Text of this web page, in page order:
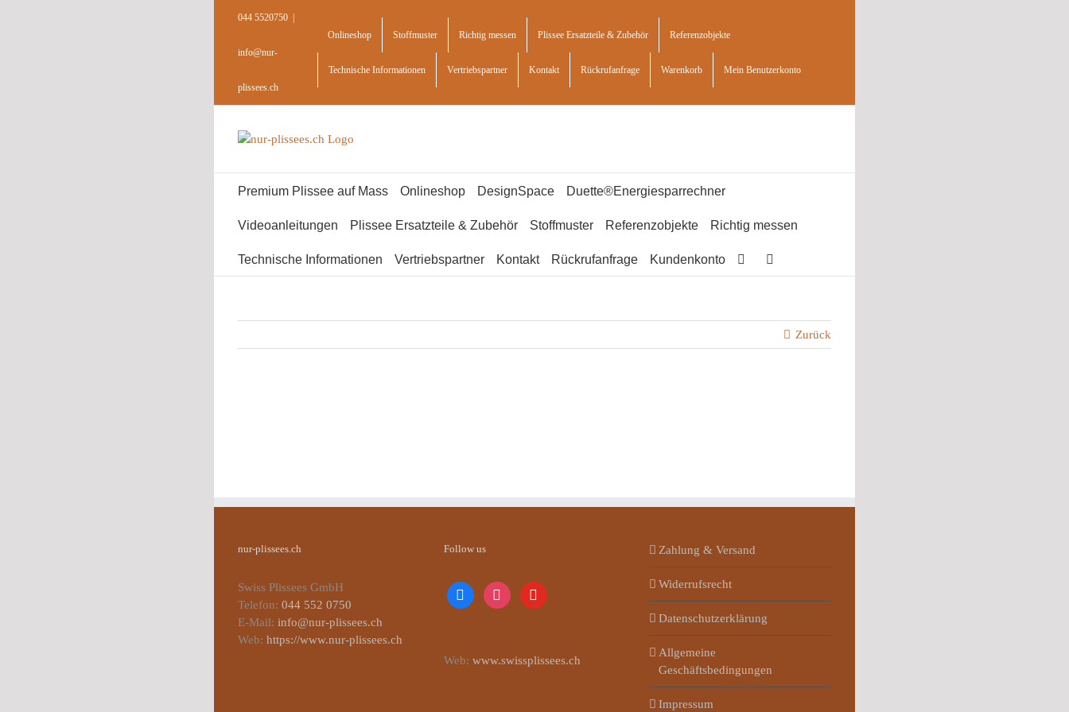
044 5520750
info@nur-
plissees.ch
Onlineshop Stoffmuster Richtig messen Plissee Ersatzteile & Zubehör Referenzobjekte
Technische Informationen Vertriebspartner Kontakt Rückrufanfrage Warenkorb Mein Benutzerkonto
Premium Plissee auf Mass Onlineshop DesignSpace Duette®Energiesparrechner
Videoanleitungen Plissee Ersatzteile & Zubehör Stoffmuster Referenzobjekte Richtig messen
Technische Informationen Vertriebspartner Kontakt Rückrufanfrage Kundenkonto
Zurück
nur-plissees.ch
Swiss Plissees GmbH
Telefon: 044 552 0750
E-Mail: info@nur-plissees.ch
Web: https://www.nur-plissees.ch
Follow us
facebookinstagramyoutube
Web: www.swissplissees.ch
Zahlung & Versand
Widerrufsrecht
Datenschutzerklärung
Allgemeine
Geschäftsbedingungen
Impressum